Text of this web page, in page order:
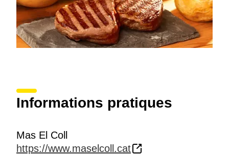
Informations pratiques
Mas El Coll
https://www.maselcoll.cat